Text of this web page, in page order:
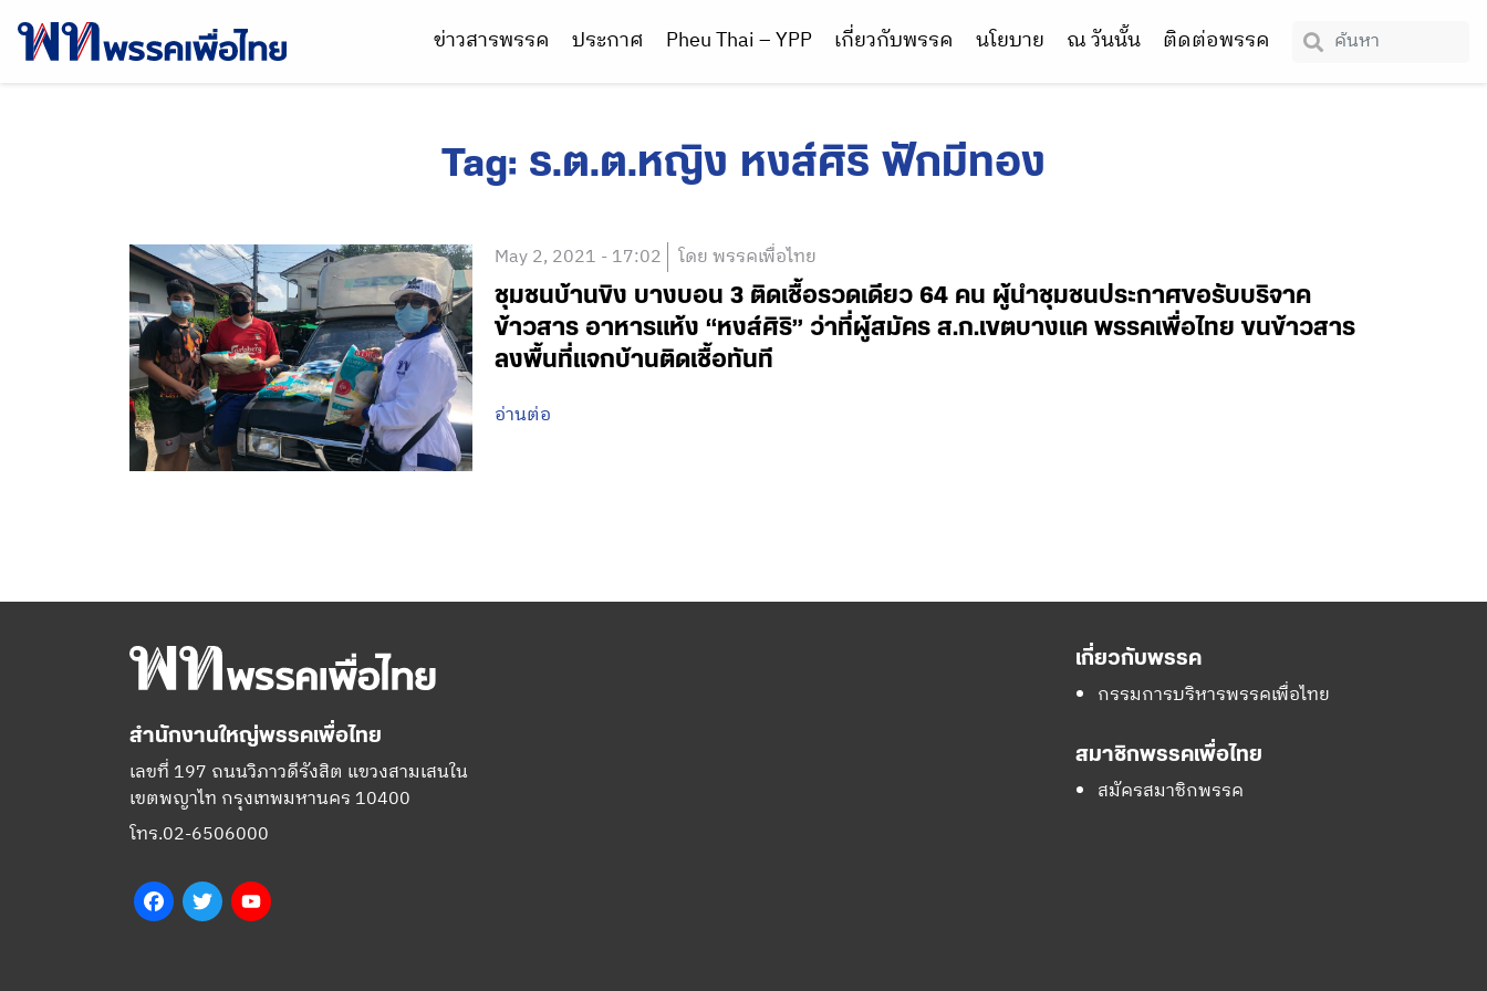
ข่าวสารพรรค ประกาศ Pheu Thai – YPP เกี่ยวกับพรรค นโยบาย ณ วันนั้น ติดต่อพรรค
Tag: ร.ต.ต.หญิง หงส์ศิริ ฟักมีทอง
May 2, 2021 - 17:02 โดย พรรคเพื่อไทย
ชุมชนบ้านขิง บางบอน 3 ติดเชื้อรวดเดียว 64 คน ผู้นำชุมชนประกาศขอรับบริจาค
ข้าวสาร อาหารแห้ง “หงส์ศิริ” ว่าที่ผู้สมัคร ส.ก.เขตบางแค พรรคเพื่อไทย ขนข้าวสาร
ลงพื้นที่แจกบ้านติดเชื้อทันที
อ่านต่อ
สำนักงานใหญ่พรรคเพื่อไทย
เลขที่ 197 ถนนวิภาวดีรังสิต แขวงสามเสนใน
เขตพญาไท กรุงเทพมหานคร 10400
โทร.02-6506000
FacebookTwitter
เกี่ยวกับพรรค
กรรมการบริหารพรรคเพื่อไทย
สมาชิกพรรคเพื่อไทย
สมัครสมาชิกพรรค